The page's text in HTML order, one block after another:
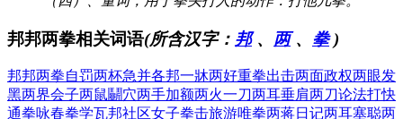
邦邦两拳相关词语(所含汉字： 邦、 两、 拳)
邦邦两拳自罚两杯急并各邦一牀两好重拳出击两面政权两眼发
黑两界会子两鼠鬭穴两手加额两火一刀两耳垂肩两刀论法打快
通拳咏春拳学瓦邦社区女子拳击旅游唯拳两蒋日记两耳塞聪两